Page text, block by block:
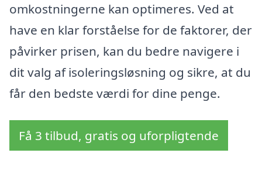
omkostningerne kan optimeres. Ved at
have en klar forståelse for de faktorer, der
påvirker prisen, kan du bedre navigere i
dit valg af isoleringsløsning og sikre, at du
får den bedste værdi for dine penge.
Få 3 tilbud, gratis og uforpligtende